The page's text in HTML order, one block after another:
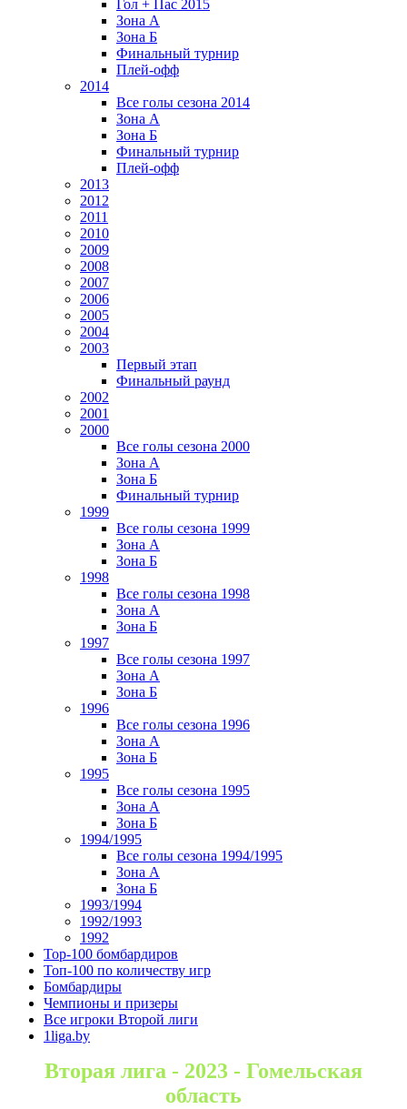
Гол + Пас 2015
Зона А
Зона Б
Финальный турнир
Плей-офф
2014
Все голы сезона 2014
Зона А
Зона Б
Финальный турнир
Плей-офф
2013
2012
2011
2010
2009
2008
2007
2006
2005
2004
2003
Первый этап
Финальный раунд
2002
2001
2000
Все голы сезона 2000
Зона А
Зона Б
Финальный турнир
1999
Все голы сезона 1999
Зона А
Зона Б
1998
Все голы сезона 1998
Зона А
Зона Б
1997
Все голы сезона 1997
Зона А
Зона Б
1996
Все голы сезона 1996
Зона А
Зона Б
1995
Все голы сезона 1995
Зона А
Зона Б
1994/1995
Все голы сезона 1994/1995
Зона А
Зона Б
1993/1994
1992/1993
1992
Top-100 бомбардиров
Топ-100 по количеству игр
Бомбардиры
Чемпионы и призеры
Все игроки Второй лиги
1liga.by
Вторая лига - 2023 - Гомельская
область